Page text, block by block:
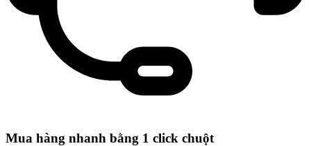
Mua hàng nhanh bằng 1 click chuột